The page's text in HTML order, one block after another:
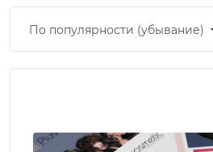
По популярности (убывание)